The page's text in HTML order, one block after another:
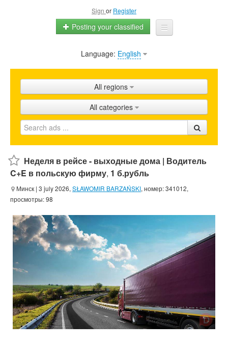
Sign or Register
Posting your classified
Home
Shops
Promotion
FAQ
Blog
Language: English
All regions
All categories
Неделя в рейсе - выходные дома | Водитель
C+E в польскую фирму, 1 б.рубль
Минск | 3 july 2026, SŁAWOMIR BARZAŃSKI, номер: 341012,
просмотры: 98